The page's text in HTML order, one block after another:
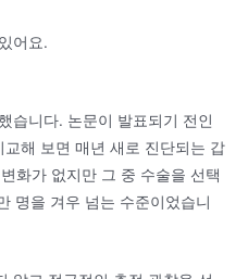
어요.
습니다. 논문이 발표되기 전인
해 보면 매년 새로 진단되는 갑
화가 없지만 그 중 수술을 선택
명을 겨우 넘는 수준이었습니